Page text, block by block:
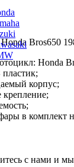
Bros650
Honda
корпус;
крепление;
в комплект
с нами и